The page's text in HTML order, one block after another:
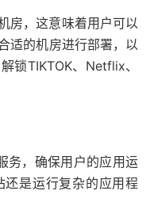
房，这意味着用户可以
适的机房进行部署，以
锁TIKTOK、Netflix、
务，确保用户的应用运
是运行复杂的应用程